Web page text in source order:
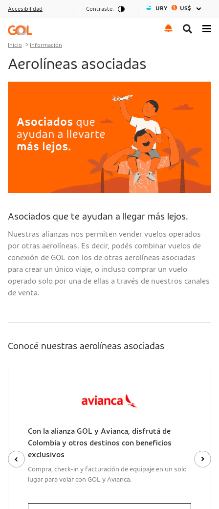
Ir al menu
Ir al contenido
Ir al pie de página
Accesibilidad Contraste: URY US$
Inicio Información
Aerolíneas asociadas
Asociados que te ayudan a llegar más lejos.
Nuestras alianzas nos permiten vender vuelos operados
por otras aerolíneas. Es decir, podés combinar vuelos de
conexión de GOL con los de otras aerolíneas asociadas
para crear un único viaje, o incluso comprar un vuelo
operado solo por una de ellas a través de nuestros canales
de venta.
Conocé nuestras aerolíneas asociadas
Con la alianza GOL y Avianca, disfrutá de
Colombia y otros destinos con beneficios
exclusivos
Compra, check-in y facturación de equipaje en un solo
lugar para volar con GOL y Avianca.